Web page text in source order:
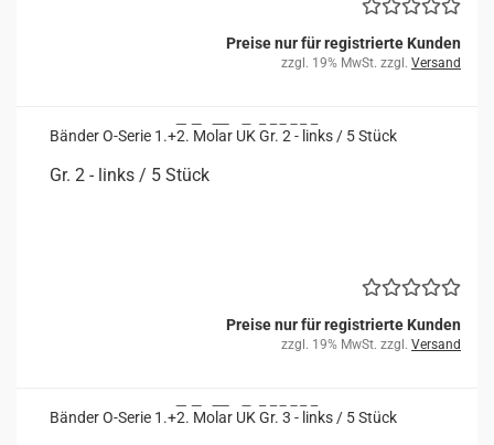
Preise nur für registrierte Kunden
zzgl. 19% MwSt. zzgl. Versand
Bän­der O-​Serie 1.+2. Molar UK Gr. 2 - links / 5 Stück
Gr. 2 - links / 5 Stück
Preise nur für registrierte Kunden
zzgl. 19% MwSt. zzgl. Versand
Bän­der O-​Serie 1.+2. Molar UK Gr. 3 - links / 5 Stück